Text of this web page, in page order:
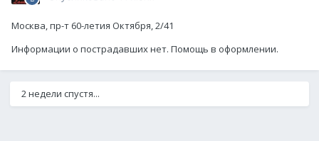
Москва, пр-т 60-летия Октября, 2/41
Информации о пострадавших нет. Помощь в оформлении.
2 недели спустя...